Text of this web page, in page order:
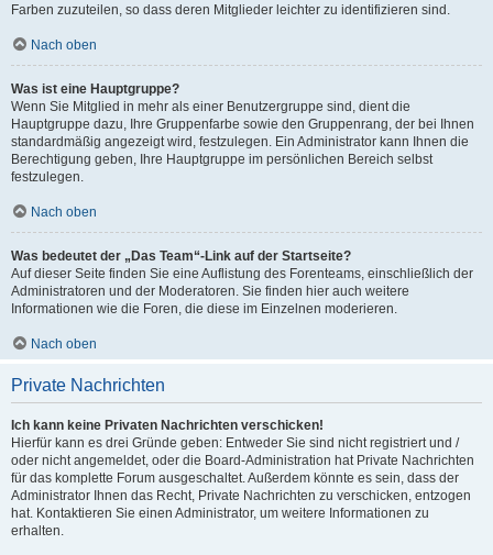
Farben zuzuteilen, so dass deren Mitglieder leichter zu identifizieren sind.
Nach oben
Was ist eine Hauptgruppe?
Wenn Sie Mitglied in mehr als einer Benutzergruppe sind, dient die
Hauptgruppe dazu, Ihre Gruppenfarbe sowie den Gruppenrang, der bei Ihnen
standardmäßig angezeigt wird, festzulegen. Ein Administrator kann Ihnen die
Berechtigung geben, Ihre Hauptgruppe im persönlichen Bereich selbst
festzulegen.
Nach oben
Was bedeutet der „Das Team“-Link auf der Startseite?
Auf dieser Seite finden Sie eine Auflistung des Forenteams, einschließlich der
Administratoren und der Moderatoren. Sie finden hier auch weitere
Informationen wie die Foren, die diese im Einzelnen moderieren.
Nach oben
Private Nachrichten
Ich kann keine Privaten Nachrichten verschicken!
Hierfür kann es drei Gründe geben: Entweder Sie sind nicht registriert und /
oder nicht angemeldet, oder die Board-Administration hat Private Nachrichten
für das komplette Forum ausgeschaltet. Außerdem könnte es sein, dass der
Administrator Ihnen das Recht, Private Nachrichten zu verschicken, entzogen
hat. Kontaktieren Sie einen Administrator, um weitere Informationen zu
erhalten.